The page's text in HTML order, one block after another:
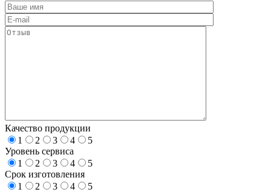
Качество продукции
1
2 3 4
5
Уровень сервиса
1
2 3 4
5
Срок изготовления
1
2 3 4
5